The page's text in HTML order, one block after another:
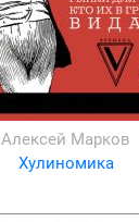
Алексей Марков
Хулиномика